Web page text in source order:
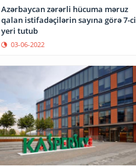
Azərbaycan zərərli hücuma məruz
qalan istifadəçilərin sayına görə 7-ci
yeri tutub
03-06-2022